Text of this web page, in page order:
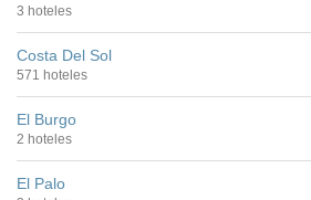
3 hoteles
Costa Del Sol
571 hoteles
El Burgo
2 hoteles
El Palo